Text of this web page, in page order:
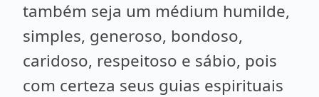
também seja um médium humilde,
simples, generoso, bondoso,
caridoso, respeitoso e sábio, pois
com certeza seus guias espirituais